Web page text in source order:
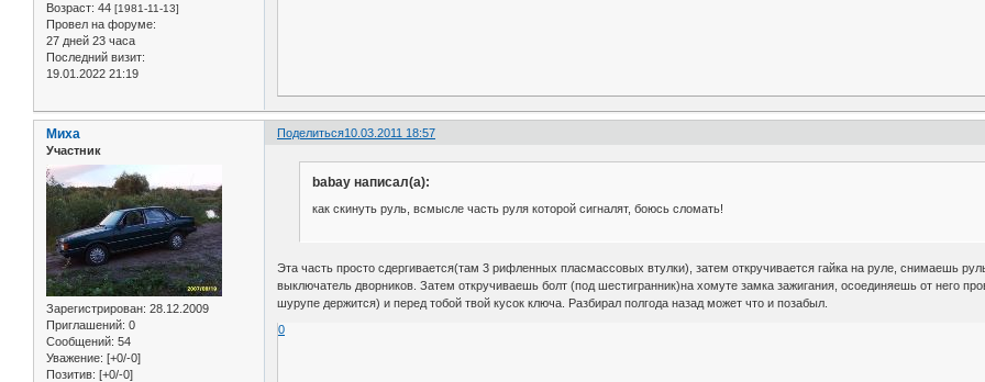
Возраст: 44 [1981-11-13]
Провел на форуме:
27 дней 23 часа
Последний визит:
19.01.2022 21:19
Поделиться10.03.2011 18:57
Миха
Участник
Зарегистрирован: 28.12.2009
Приглашений: 0
Сообщений: 54
Уважение: [+0/-0]
Позитив: [+0/-0]
babay написал(а):
как скинуть руль, всмысле часть руля которой сигналят, боюсь сломать!
Эта часть просто сдергивается(там 3 рифленных пласмассовых втулки), затем откручивается гайка на руле, снимаешь
выключатель дворников. Затем откручиваешь болт (под шестигранник)на хомуте замка зажигания, осоединяешь от него
шурупе держится) и перед тобой твой кусок ключа. Разбирал полгода назад может что и позабыл.
0